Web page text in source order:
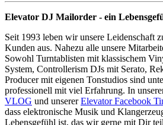
Elevator DJ Mailorder - ein
Seit 1993 leben wir unsere Leidenschaft
Kunden aus. Nahezu alle unsere
Sowohl Turntablisten mit klassischem
System, Controllerism DJs mit Serato,
Producer mit eigenen Tonstudios sind
professionell mit viel Erfahrung. In
VLOG und unsererElevator Facebook
dass elektronische Musik und
Lebensgefühl ist, das wir gerne mit Dir